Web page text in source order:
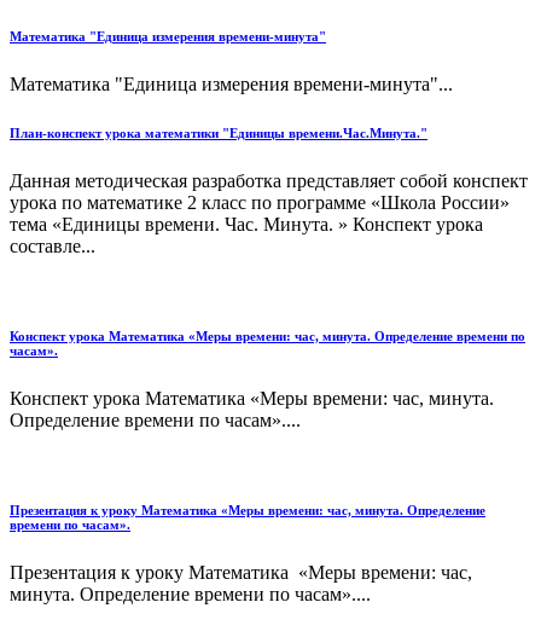
Математика "Единица измерения времени-минута"
Математика "Единица измерения времени-минута"...
План-конспект урока математики "Единицы времени.Час.Минута."
Данная методическая разработка представляет собой конспект
урока по математике 2 класс по программе «Школа России»
тема «Единицы времени. Час. Минута. » Конспект урока
составле...
Конспект урока Математика «Меры времени: час, минута. Определение времени по
часам».
Конспект урока Математика «Меры времени: час, минута.
Определение времени по часам»....
Презентация к уроку Математика «Меры времени: час, минута. Определение
времени по часам».
Презентация к уроку Математика «Меры времени: час,
минута. Определение времени по часам»....